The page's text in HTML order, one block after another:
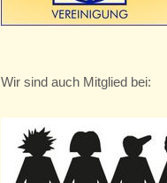
Wir sind auch Mitglied bei: